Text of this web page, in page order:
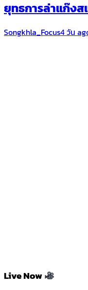
ยุทธการล่าแก๊งส
Songkhla_Focus4 วัน
Live Now